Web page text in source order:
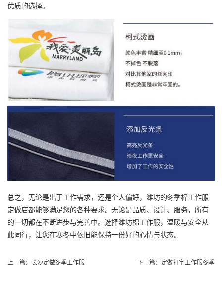
优质的选择。
总之，无论是出于工作需求，还是个人偏好，潍坊的冬季棉工作服
定做店都能够满足您的各种要求。无论是品质、设计、服务，所有
的一切都在不断进步与完善中。选择潍坊棉工作服，温暖与安全从
此同行，让您在寒冬中依旧能保持一份好的心情与状态。
上一篇： 长沙定做冬季工作服 下一篇： 定做打字工作服冬季